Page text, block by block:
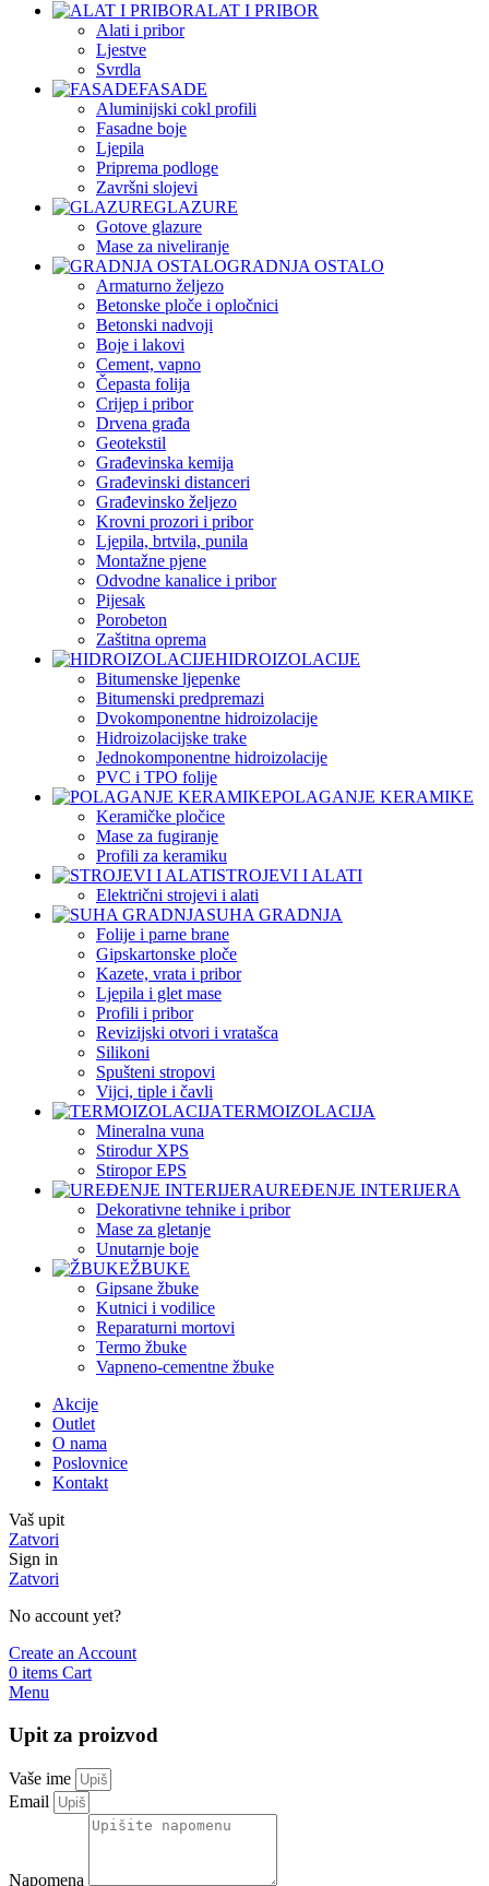
ALAT I PRIBOR
Alati i pribor
Ljestve
Svrdla
FASADE
Aluminijski cokl profili
Fasadne boje
Ljepila
Priprema podloge
Završni slojevi
GLAZURE
Gotove glazure
Mase za niveliranje
GRADNJA OSTALO
Armaturno željezo
Betonske ploče i opločnici
Betonski nadvoji
Boje i lakovi
Cement, vapno
Čepasta folija
Crijep i pribor
Drvena građa
Geotekstil
Građevinska kemija
Građevinski distanceri
Građevinsko željezo
Krovni prozori i pribor
Ljepila, brtvila, punila
Montažne pjene
Odvodne kanalice i pribor
Pijesak
Porobeton
Zaštitna oprema
HIDROIZOLACIJE
Bitumenske ljepenke
Bitumenski predpremazi
Dvokomponentne hidroizolacije
Hidroizolacijske trake
Jednokomponentne hidroizolacije
PVC i TPO folije
POLAGANJE KERAMIKE
Keramičke pločice
Mase za fugiranje
Profili za keramiku
STROJEVI I ALATI
Električni strojevi i alati
SUHA GRADNJA
Folije i parne brane
Gipskartonske ploče
Kazete, vrata i pribor
Ljepila i glet mase
Profili i pribor
Revizijski otvori i vratašca
Silikoni
Spušteni stropovi
Vijci, tiple i čavli
TERMOIZOLACIJA
Mineralna vuna
Stirodur XPS
Stiropor EPS
UREĐENJE INTERIJERA
Dekorativne tehnike i pribor
Mase za gletanje
Unutarnje boje
ŽBUKE
Gipsane žbuke
Kutnici i vodilice
Reparaturni mortovi
Termo žbuke
Vapneno-cementne žbuke
Akcije
Outlet
O nama
Poslovnice
Kontakt
Vaš upit
Zatvori
Sign in
Zatvori
No account yet?
Create an Account
0 items Cart
Menu
Upit za proizvod
Vaše ime
Email
Napomena